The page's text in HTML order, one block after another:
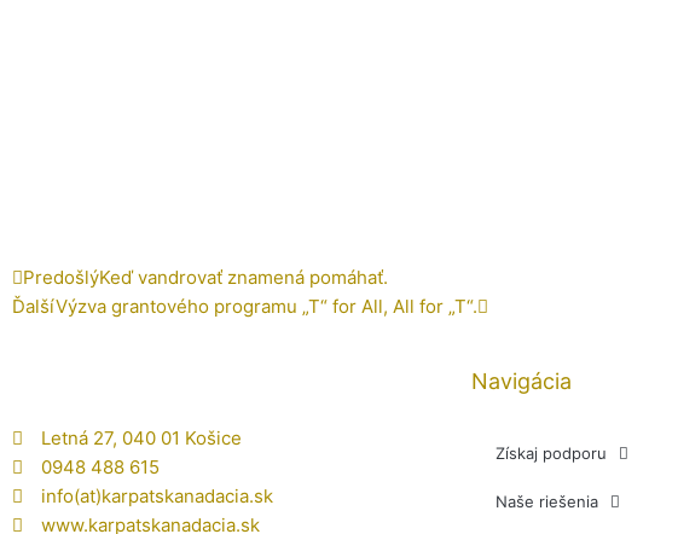
Prev
PredošlýKeď vandrovať znamená pomáhať.
ĎalšíVýzva grantového programu „T“ for All, All for „T“.
Letná 27, 040 01 Košice
0948 488 615
info(at)karpatskanadacia.sk
www.karpatskanadacia.sk
Navigácia
Získaj podporu
Naše riešenia